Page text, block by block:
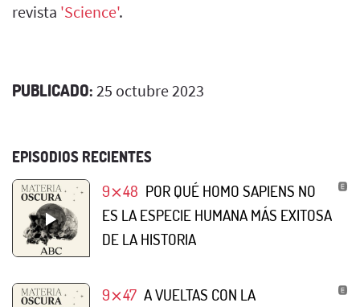
revista 'Science'.
PUBLICADO: 25 octubre 2023
EPISODIOS RECIENTES
9⨯48 POR QUÉ HOMO SAPIENS NO
ES LA ESPECIE HUMANA MÁS EXITOSA
DE LA HISTORIA
9⨯47 A VUELTAS CON LA